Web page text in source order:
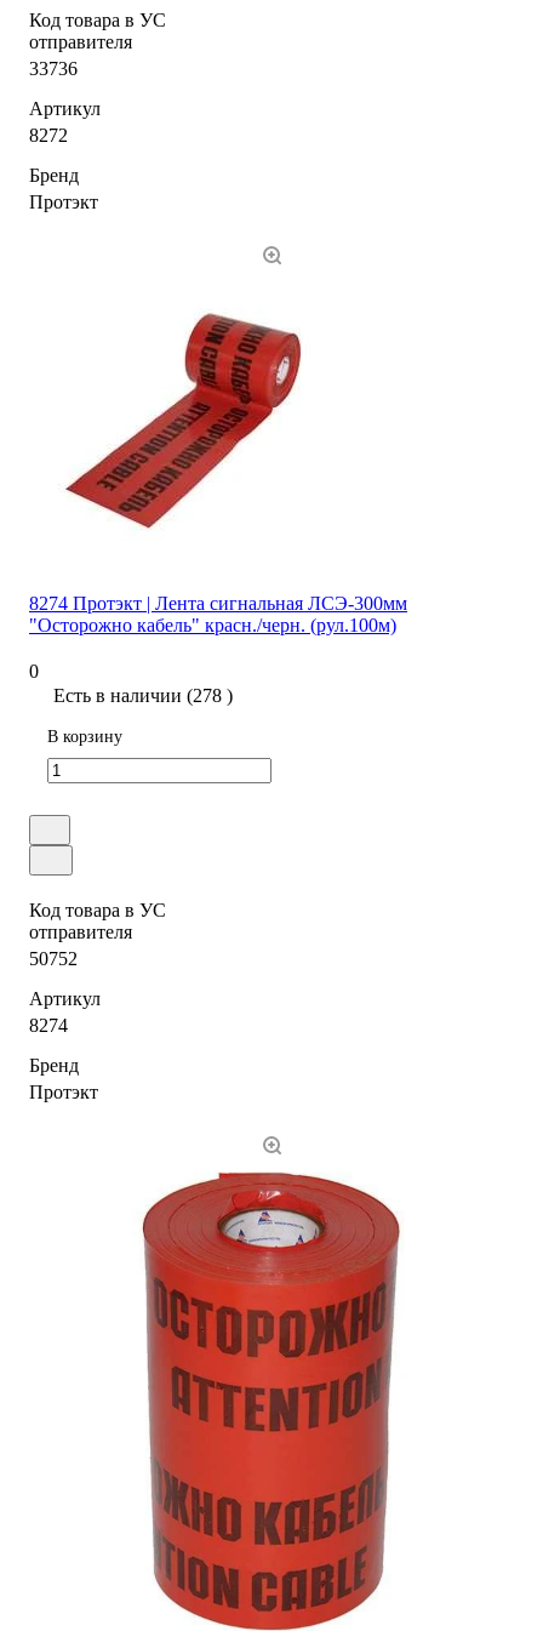
Код товара в УС
отправителя
33736
Артикул
8272
Бренд
Протэкт
8274 Протэкт | Лента сигнальная ЛСЭ-300мм
"Осторожно кабель" красн./черн. (рул.100м)
0
Есть в наличии (278 )
В корзину
Код товара в УС
отправителя
50752
Артикул
8274
Бренд
Протэкт